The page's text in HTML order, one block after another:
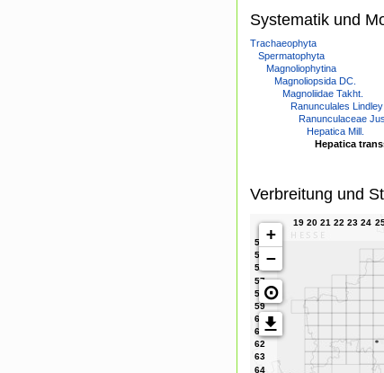
Systematik und
Trachaeophyta
Spermatophyta
Magnoliophytina
Magnoliopsida DC.
Magnoliidae Takht.
Ranunculales Lindley
Ranunculaceae
Hepatica Mill.
Hepatica
Verbreitung und
+
−
⊙